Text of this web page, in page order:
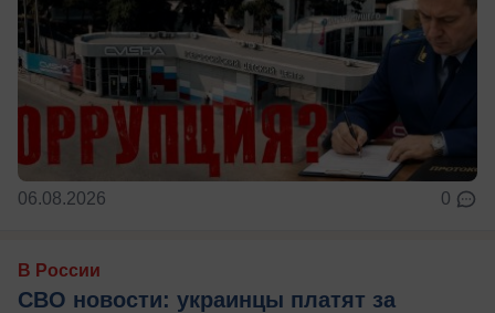
06.08.2026 0
В России
СВО новости: украинцы платят за